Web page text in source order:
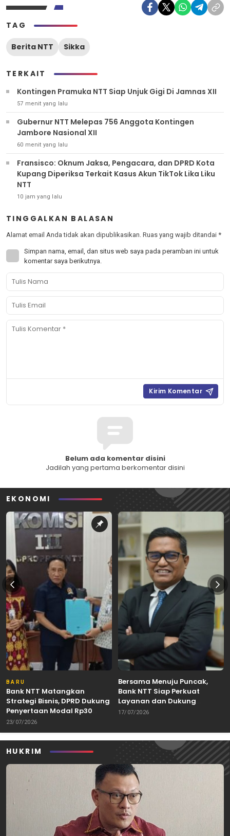
TAG
Berita NTT Sikka
TERKAIT
Kontingen Pramuka NTT Siap Unjuk Gigi Di Jamnas XII
57 menit yang lalu
Gubernur NTT Melepas 756 Anggota Kontingen
Jambore Nasional XII
60 menit yang lalu
Fransisco: Oknum Jaksa, Pengacara, dan DPRD Kota
Kupang Diperiksa Terkait Kasus Akun TikTok Lika Liku
NTT
10 jam yang lalu
TINGGALKAN BALASAN
Alamat email Anda tidak akan dipublikasikan. Ruas yang wajib ditandai *
Simpan nama, email, dan situs web saya pada peramban ini untuk
komentar saya berikutnya.
Belum ada komentar disini
Jadilah yang pertama berkomentar disini
EKONOMI
BARU
Bank NTT Matangkan
Strategi Bisnis, DPRD Dukung
Penyertaan Modal Rp30
Miliar
23/07/2026
Bersama Menuju Puncak,
Bank NTT Siap Perkuat
Layanan dan Dukung
Pertumbuhan Ekonomi NTT
17/07/2026
HUKRIM